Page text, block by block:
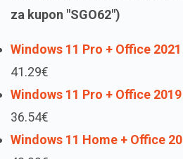
za kupon "SGO62")
Windows 11 Pro + Office
41.29€
Windows 11 Pro + Office
36.54€
Windows 11 Home + Office